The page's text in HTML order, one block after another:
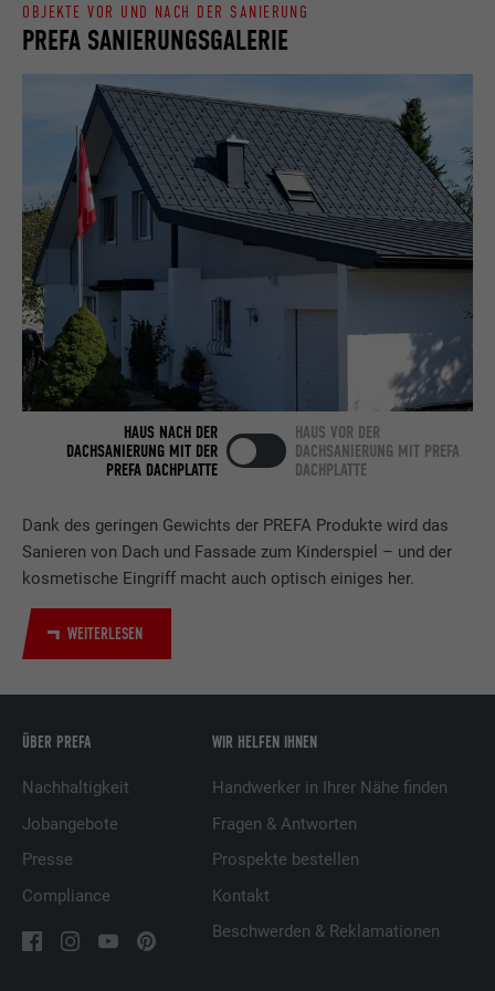
Dank des geringen Gewichts der PREFA Produkte wird das
Sanieren von Dach und Fassade zum Kinderspiel – und der
kosmetische Eingriff macht auch optisch einiges her.
WEITERLESEN
PREFA SANIERUNGSGALERIE
OBJEKTE VOR UND NACH DER SANIERUNG
HAUS NACH DER
DACHSANIERUNG MIT DER
PREFA DACHPLATTE
HAUS VOR DER
DACHSANIERUNG MIT PREFA
DACHPLATTE
ÜBER PREFA
Nachhaltigkeit
Jobangebote
Presse
Compliance
WIR HELFEN IHNEN
Handwerker in Ihrer Nähe finden
Fragen & Antworten
Prospekte bestellen
Kontakt
Beschwerden & Reklamationen
Name bcookie
Anbieter LinkedIn
Laufzeit 2 Jahre
Zweck
Verwendet vom Social-Networking-Dienst
LinkedIn für die Verfolgung der
Verwendung von eingebetteten
Dienstleistungen.
Name bscookie
Anbieter LinkedIn
Laufzeit 2 Jahre
LinkedIn für die Verfolgung der
Verwendung von eingebetteten
Dienstleistungen.
Anbieter LinkedIn
Laufzeit
mehreren Webseiten zu verfolgen, um
relevante Werbung basierend auf den
Präferenzen des Besuchers zu
präsentieren.